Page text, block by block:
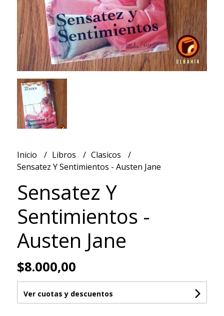
Inicio Libros
Clasicos
Sensatez Y Sentimientos - Austen Jane
Sensatez Y
Sentimientos -
Austen Jane
$8.000,00
Ver cuotas y descuentos